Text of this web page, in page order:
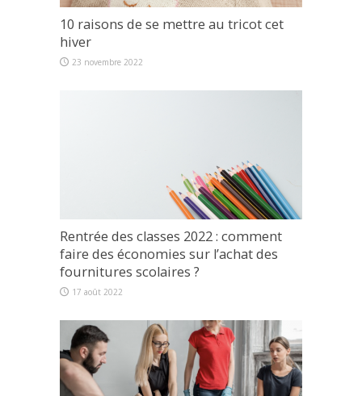
10 raisons de se mettre au tricot cet
hiver
23 novembre 2022
Rentrée des classes 2022 : comment
faire des économies sur l’achat des
fournitures scolaires ?
17 août 2022